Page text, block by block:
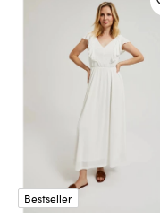
Bestseller